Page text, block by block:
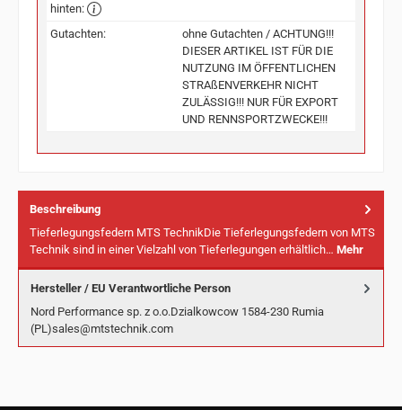
hinten:
Gutachten:
ohne Gutachten / ACHTUNG!!!
DIESER ARTIKEL IST FÜR DIE
NUTZUNG IM ÖFFENTLICHEN
STRAßENVERKEHR NICHT
ZULÄSSIG!!! NUR FÜR EXPORT
UND RENNSPORTZWECKE!!!
Beschreibung
Tieferlegungsfedern MTS TechnikDie Tieferlegungsfedern von MTS
Technik sind in einer Vielzahl von Tieferlegungen erhältlich… Mehr
Hersteller / EU Verantwortliche Person
Nord Performance sp. z o.o.Dzialkowcow 1584-230 Rumia
(PL)sales@mtstechnik.com